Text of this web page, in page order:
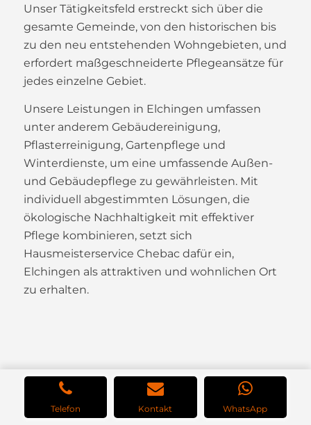
Unser Tätigkeitsfeld erstreckt sich über die
gesamte Gemeinde, von den historischen bis
zu den neu entstehenden Wohngebieten, und
erfordert maßgeschneiderte Pflegeansätze für
jedes einzelne Gebiet.
Unsere Leistungen in Elchingen umfassen
unter anderem Gebäudereinigung,
Pflasterreinigung, Gartenpflege und
Winterdienste, um eine umfassende Außen-
und Gebäudepflege zu gewährleisten. Mit
individuell abgestimmten Lösungen, die
ökologische Nachhaltigkeit mit effektiver
Pflege kombinieren, setzt sich
Hausmeisterservice Chebac dafür ein,
Elchingen als attraktiven und wohnlichen Ort
zu erhalten.
Telefon Kontakt WhatsApp